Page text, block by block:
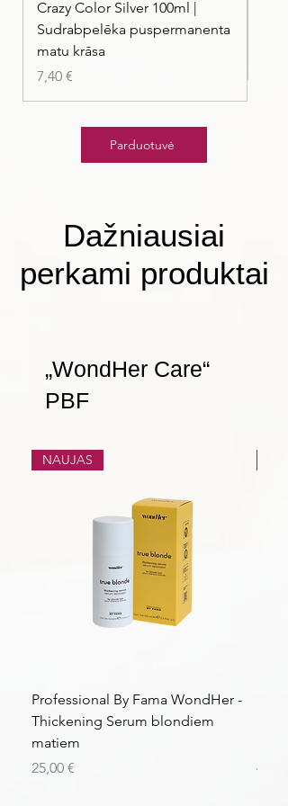
Crazy Color Silver 100ml |
Sudrabpelēka puspermanenta
matu krāsa
Kaina
7,40 €
Parduotuvė
Dažniausiai
perkami produktai
„WondHer Care“
PBF
NAUJAS
Professional By Fama WondHer -
Thickening Serum blondiem
matiem
Kaina
25,00 €
Kaina
43,56